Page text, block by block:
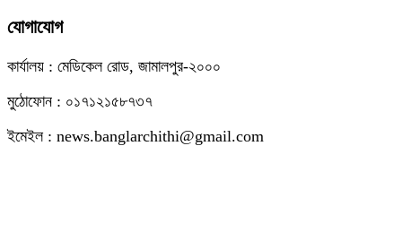
যোগাযোগ
কার্যালয় : মেডিকেল রোড, জামালপুর-২০০০
মুঠোফোন : ০১৭১২১৫৮৭৩৭
ইমেইল : news.banglarchithi@gmail.com